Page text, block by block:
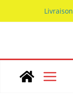
to
Livraison